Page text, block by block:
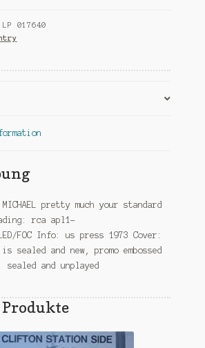
LP 017640
pretty much your standard
rca apl1-
FOC Info: us press 1973 Cover:
sealed and new, promo embossed
and unplayed